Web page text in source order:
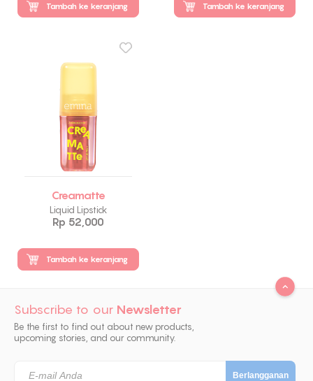
Tambah ke keranjang Tambah ke keranjang
Creamatte
Liquid Lipstick
Rp 52,000
Tambah ke keranjang
Subscribe to our Newsletter
Be the first to find out about new products,
upcoming stories, and our community.